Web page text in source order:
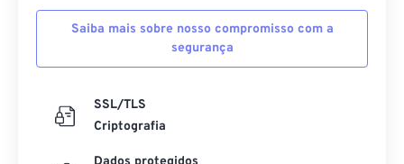
Saiba mais sobre nosso compromisso com a
segurança
SSL/TLS
Criptografia